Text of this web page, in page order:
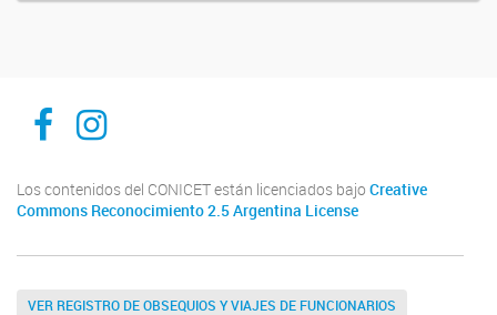
Inibioma-Conicet/Unco
inibiomaabierto
Los contenidos del CONICET están licenciados bajo Creative
Commons Reconocimiento 2.5 Argentina License
VER REGISTRO DE OBSEQUIOS Y VIAJES DE FUNCIONARIOS